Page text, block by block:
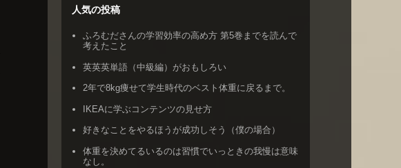
人気の投稿
ふろむださんの学習効率の高め方 第5巻までを読んで
考えたこと
英英英単語（中級編）がおもしろい
2年で8kg痩せて学生時代のベスト体重に戻るまで。
IKEAに学ぶコンテンツの見せ方
好きなことをやるほうが成功しそう（僕の場合）
体重を決めてるいるのは習慣でいっときの我慢は意味
なし。